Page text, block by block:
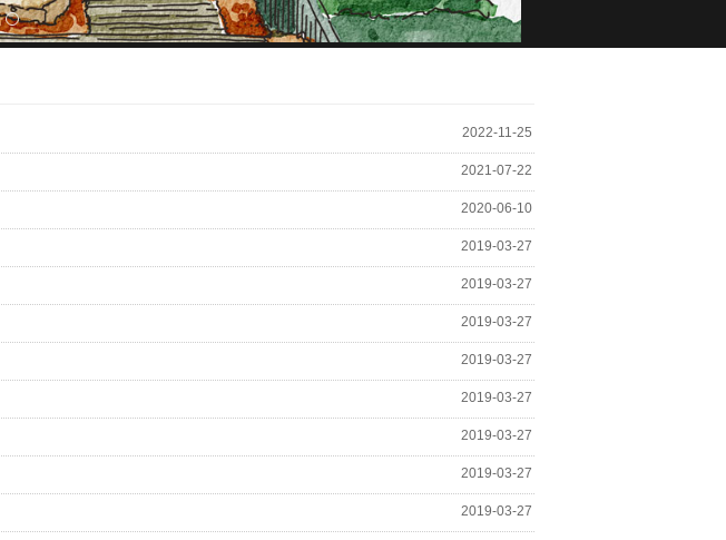
2022-11-25
2021-07-22
2020-06-10
2019-03-27
2019-03-27
2019-03-27
2019-03-27
2019-03-27
2019-03-27
2019-03-27
2019-03-27